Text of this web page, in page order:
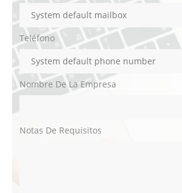
Teléfono
Nombre De La Empresa
Notas De Requisitos